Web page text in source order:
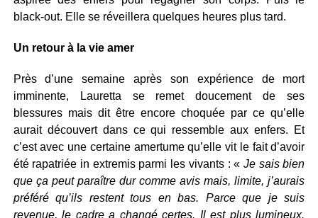
black-out. Elle se réveillera quelques heures plus tard.
Un retour à la vie amer
Près d’une semaine après son expérience de mort
imminente, Lauretta se remet doucement de ses
blessures mais dit être encore choquée par ce qu’elle
aurait découvert dans ce qui ressemble aux enfers. Et
c’est avec une certaine amertume qu’elle vit le fait d’avoir
été rapatriée in extremis parmi les vivants : « Je sais bien
que ça peut paraître dur comme avis mais, limite, j’aurais
préféré qu’ils restent tous en bas. Parce que je suis
revenue, le cadre a changé certes. Il est plus lumineux.